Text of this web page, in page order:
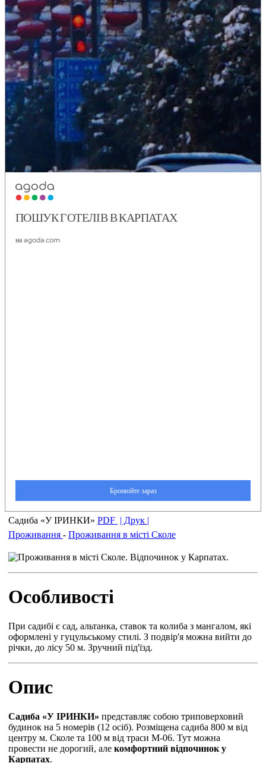
Садиба «У ІРИНКИ» PDF | Друк |
Проживання - Проживання в місті Сколе
Особливості
При садибі є сад, альтанка, ставок та колиба з мангалом, які
оформлені у гуцульському стилі. З подвір'я можна вийти до
річки, до лісу 50 м. Зручний під'їзд.
Опис
Садиба «У ІРИНКИ» представляє собою триповерховий
будинок на 5 номерів (12 осіб). Розміщена садиба 800 м від
центру м. Сколе та 100 м від траси М-06. Тут можна
провести не дорогий, але комфортний відпочинок у
Карпатах.